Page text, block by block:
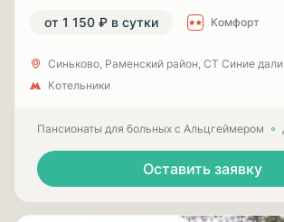
от 1 150 ₽ в сутки Комфорт
Синьково, Раменский район, СТ Синие
Котельники
Пансионаты для больных с Альцгеймером
Оставить заявку